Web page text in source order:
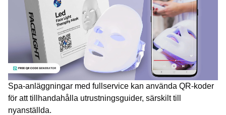
Spa-anläggningar med fullservice kan använda QR-koder
för att tillhandahålla utrustningsguider, särskilt till
nyanställda.